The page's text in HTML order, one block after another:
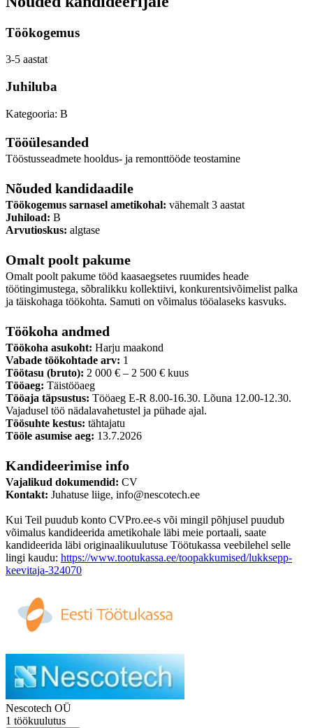
Töökogemus
3-5 aastat
Juhiluba
Kategooria: B
Tööülesanded
Tööstusseadmete hooldus- ja remonttööde teostamine
Nõuded kandidaadile
Töökogemus sarnasel ametikohal: vähemalt 3 aastat
Juhiload: B
Arvutioskus: algtase
Omalt poolt pakume
Omalt poolt pakume tööd kaasaegsetes ruumides heade
töötingimustega, sõbralikku kollektiivi, konkurentsivõimelist palka
ja täiskohaga töökohta. Samuti on võimalus tööalaseks kasvuks.
Töökoha andmed
Töökoha asukoht: Harju maakond
Vabade töökohtade arv: 1
Töötasu (bruto): 2 000 € – 2 500 € kuus
Tööaeg: Täistööaeg
Tööaja täpsustus: Tööaeg E-R 8.00-16.30. Lõuna 12.00-12.30.
Vajadusel töö nädalavahetustel ja pühade ajal.
Töösuhte kestus: tähtajatu
Tööle asumise aeg: 13.7.2026
Kandideerimise info
Vajalikud dokumendid: CV
Kontakt: Juhatuse liige, info@nescotech.ee
Kui Teil puudub konto CVPro.ee-s või mingil põhjusel puudub
võimalus kandideerida ametikohale läbi meie portaali, saate
kandideerida läbi originaalikuulutuse Töötukassa veebilehel selle
lingi kaudu: https://www.tootukassa.ee/toopakkumised/lukksepp-
keevitaja-324070
Nescotech OÜ
1 töökuulutus